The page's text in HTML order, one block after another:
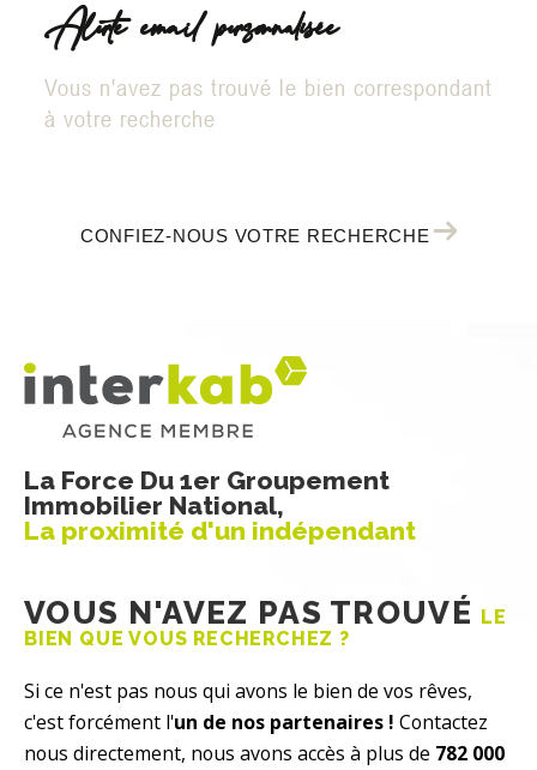
Alerte email personnalisée
Vous n'avez pas trouvé le bien correspondant
à votre recherche
CONFIEZ-NOUS VOTRE RECHERCHE
La Force Du 1er Groupement
Immobilier National,
La proximité d'un indépendant
VOUS N'AVEZ PAS TROUVÉ LE
BIEN QUE VOUS RECHERCHEZ ?
Si ce n'est pas nous qui avons le bien de vos rêves,
c'est forcément l'un de nos partenaires ! Contactez
nous directement, nous avons accès à plus de 782 000